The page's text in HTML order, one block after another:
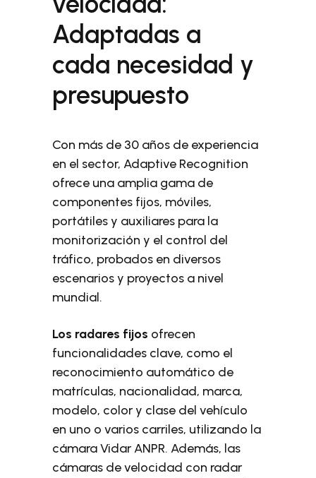
Adaptadas a
cada necesidad y
presupuesto
Con más de 30 años de experiencia
en el sector, Adaptive Recognition
ofrece una amplia gama de
componentes fijos, móviles,
portátiles y auxiliares para la
monitorización y el control del
tráfico, probados en diversos
escenarios y proyectos a nivel
mundial.
Los radares fijos ofrecen
funcionalidades clave, como el
reconocimiento automático de
matrículas, nacionalidad, marca,
modelo, color y clase del vehículo
en uno o varios carriles, utilizando la
cámara Vidar ANPR. Además, las
cámaras de velocidad con radar